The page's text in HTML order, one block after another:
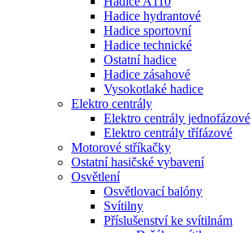
Hadice hydrantové
Hadice sportovní
Hadice technické
Ostatní hadice
Hadice zásahové
Vysokotlaké hadice
Elektro centrály
Elektro centrály jednofázové
Elektro centrály třífázové
Motorové stříkačky
Ostatní hasičské vybavení
Osvětlení
Osvětlovací balóny
Svítilny
Příslušenství ke svítilnám